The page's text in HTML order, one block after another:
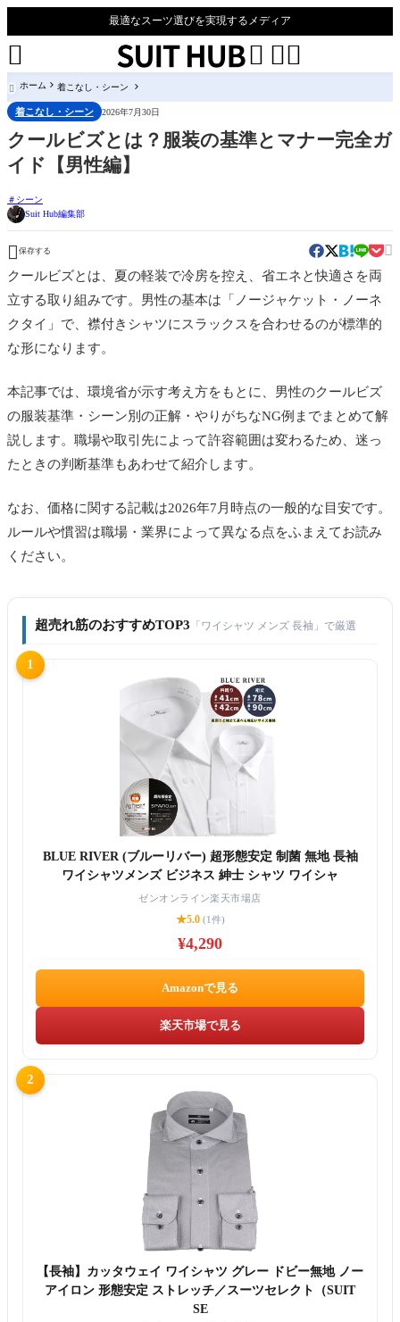
最適なスーツ選びを実現するメディア
 

 ホーム 着こなし・シーン
着こなし・シーン 2026年7月30日
クールビズとは？服装の基準とマナー完全ガ
イド【男性編】
シーン
Suit Hub編集部
 保存する 
クールビズとは、夏の軽装で冷房を控え、省エネと快適さを両
立する取り組みです。男性の基本は「ノージャケット・ノーネ
クタイ」で、襟付きシャツにスラックスを合わせるのが標準的
な形になります。
本記事では、環境省が示す考え方をもとに、男性のクールビズ
の服装基準・シーン別の正解・やりがちなNG例までまとめて解
説します。職場や取引先によって許容範囲は変わるため、迷っ
たときの判断基準もあわせて紹介します。
なお、価格に関する記載は2026年7月時点の一般的な目安です。
ルールや慣習は職場・業界によって異なる点をふまえてお読み
ください。
超売れ筋のおすすめTOP3 「ワイシャツ メンズ 長袖」で厳選
1
BLUE RIVER (ブルーリバー) 超形態安定 制菌 無地 長袖
ワイシャツメンズ ビジネス 紳士 シャツ ワイシャ
ゼンオンライン楽天市場店
★5.0 (1件)
¥4,290
Amazonで見る
楽天市場で見る
2
【長袖】カッタウェイ ワイシャツ グレー ドビー無地 ノー
アイロン 形態安定 ストレッチ／スーツセレクト（SUIT
SE